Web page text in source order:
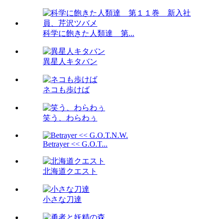
科学に飽きた人類達 第...
異星人キタバン
ネコも歩けば
笑う、わらわぅ
Betrayer << G.O.T...
北海道クエスト
小さな刀達